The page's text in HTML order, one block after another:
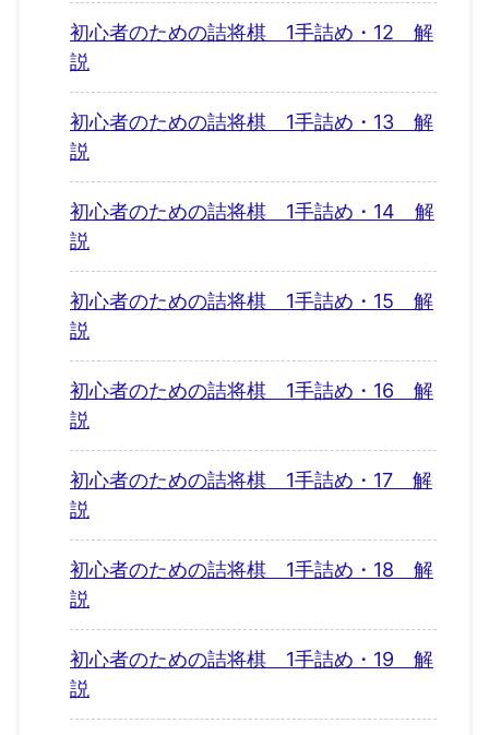
初心者のための詰将棋 1手詰め・12 解
説
初心者のための詰将棋 1手詰め・13 解
説
初心者のための詰将棋 1手詰め・14 解
説
初心者のための詰将棋 1手詰め・15 解
説
初心者のための詰将棋 1手詰め・16 解
説
初心者のための詰将棋 1手詰め・17 解
説
初心者のための詰将棋 1手詰め・18 解
説
初心者のための詰将棋 1手詰め・19 解
説